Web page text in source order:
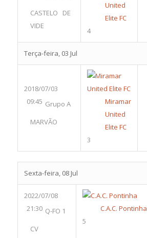
CASTELO DE
VIDE
United
Elite FC
4
Terça-feira, 03 Jul
2018/07/03
09:45 Grupo A
MARVÃO
Miramar
United
Elite FC
3
Sexta-feira, 08 Jul
2022/07/08
21:30 Q-FO 1
CV
C.A.C. Pontinha
5